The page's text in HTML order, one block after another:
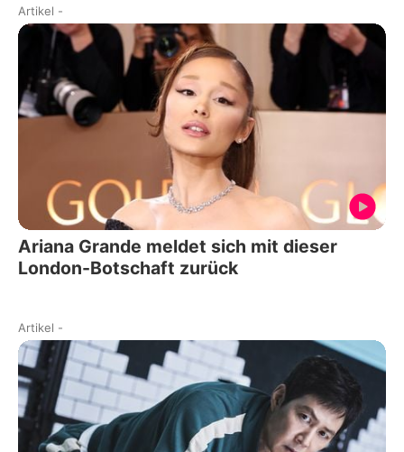
Artikel -
Ariana Grande meldet sich mit dieser
London-Botschaft zurück
Artikel -